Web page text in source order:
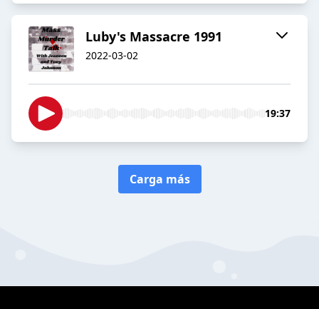
Luby's Massacre 1991
2022-03-02
19:37
Carga más